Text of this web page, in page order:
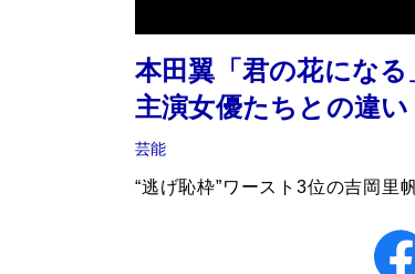
本田翼「君の花にな
主演女優たちとの違い
芸能
“逃げ恥枠”ワースト3位の吉岡里